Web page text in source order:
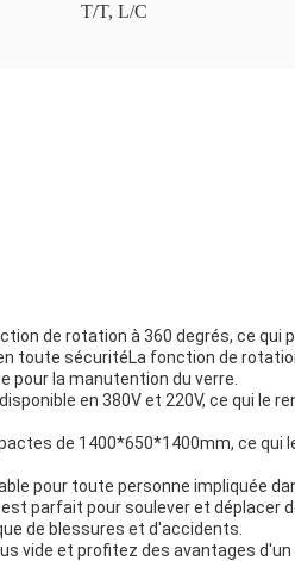
T/T, L/C
de rotation à 360 degrés, ce
toute sécuritéLa fonction de
pour la manutention du verre.
en 380V et 220V, ce qui
de 1400*650*1400mm, ce
pour toute personne impliquée
parfait pour soulever et
de blessures et d'accidents.
vide et profitez des avantages